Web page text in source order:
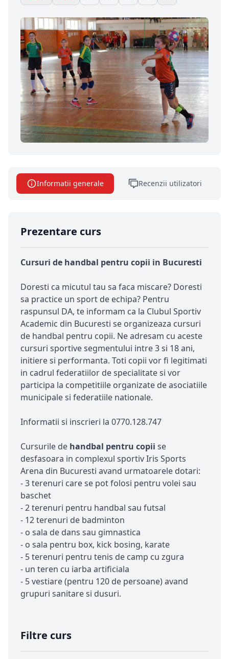
Informatii generale Recenzii utilizatori
Prezentare curs
Cursuri de handbal pentru copii in Bucuresti
Doresti ca micutul tau sa faca miscare? Doresti
sa practice un sport de echipa? Pentru
raspunsul DA, te informam ca la Clubul Sportiv
Academic din Bucuresti se organizeaza cursuri
de handbal pentru copii. Ne adresam cu aceste
cursuri sportive segmentului intre 3 si 18 ani,
initiere si performanta. Toti copii vor fi legitimati
in cadrul federatiilor de specialitate si vor
participa la competitiile organizate de asociatiile
municipale si federatiile nationale.
Informatii si inscrieri la 0770.128.747
Cursurile de handbal pentru copii se
desfasoara in complexul sportiv Iris Sports
Arena din Bucuresti avand urmatoarele dotari:
- 3 terenuri care se pot folosi pentru volei sau
baschet
- 2 terenuri pentru handbal sau futsal
- 12 terenuri de badminton
- o sala de dans sau gimnastica
- o sala pentru box, kick bosing, karate
- 5 terenuri pentru tenis de camp cu zgura
- un teren cu iarba artificiala
- 5 vestiare (pentru 120 de persoane) avand
grupuri sanitare si dusuri.
Filtre curs